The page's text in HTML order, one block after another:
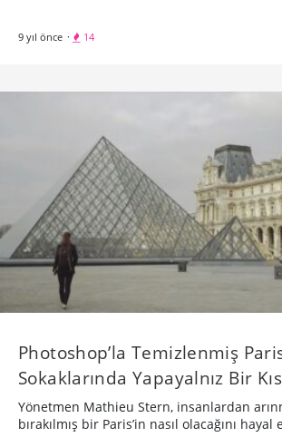
9 yıl önce · 14
Photoshop’la Temizlenmiş
Sokaklarında Yapayalnız Bir
Yönetmen Mathieu Stern, insanlardan
bırakılmış bir Paris’in nasıl olacağını hayal